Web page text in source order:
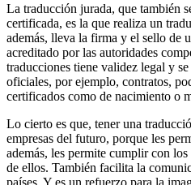
La traducción jurada, que también
certificada, es la que realiza un
además, lleva la firma y el sello de
acreditado por las autoridades
traducciones tiene validez legal y
oficiales, por ejemplo, contratos,
certificados como de nacimiento o
Lo cierto es que, tener una
empresas del futuro, porque les
además, les permite cumplir con
de ellos. También facilita la
países. Y es un refuerzo para la